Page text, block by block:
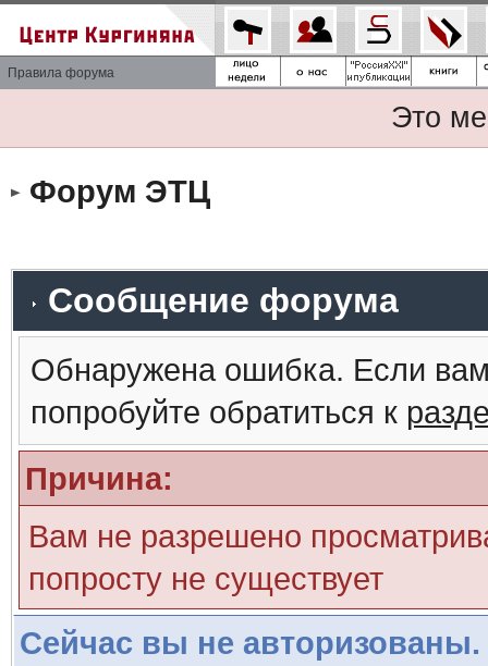
Правила форума
Это
Форум ЭТЦ
Сообщение форума
Обнаружена ошибка. Если
попробуйте обратиться к
Причина:
Вам не разрешено
попросту не существует
Сейчас вы не авторизованы.